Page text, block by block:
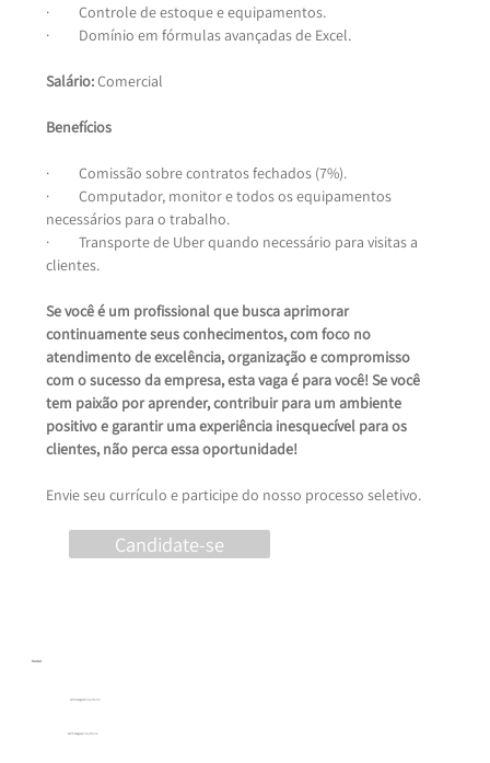
Candidate-se
·         Controle de estoque e equipamentos.
·         Domínio em fórmulas avançadas de Excel.
Salário: Comercial
Benefícios
·         Comissão sobre contratos fechados (7%).
·         Computador, monitor e todos os equipamentos
necessários para o trabalho.
·         Transporte de Uber quando necessário para visitas a
clientes.
Se você é um profissional que busca aprimorar
continuamente seus conhecimentos, com foco no
atendimento de excelência, organização e compromisso
com o sucesso da empresa, esta vaga é para você! Se você
tem paixão por aprender, contribuir para um ambiente
positivo e garantir uma experiência inesquecível para os
clientes, não perca essa oportunidade!
Envie seu currículo e participe do nosso processo seletivo.
Social
estrhategiaconsultoria
estrhategiaconsultoria